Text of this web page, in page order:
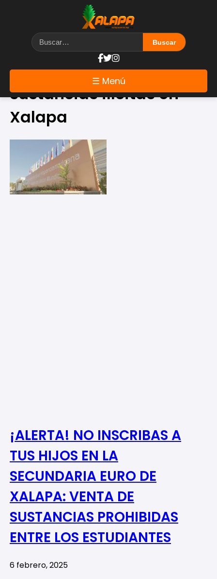
☰ Menú
Etiqueta: venta de
sustancias ilícitas en
Xalapa
¡ALERTA! NO INSCRIBAS A
TUS HIJOS EN LA
SECUNDARIA EURO DE
XALAPA: VENTA DE
SUSTANCIAS PROHIBIDAS
ENTRE LOS ESTUDIANTES
6 febrero, 2025